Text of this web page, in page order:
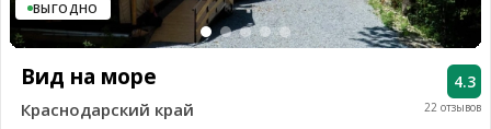
ВЫГОДНО
22 отзывов
4.3
Вид на море
Краснодарский край